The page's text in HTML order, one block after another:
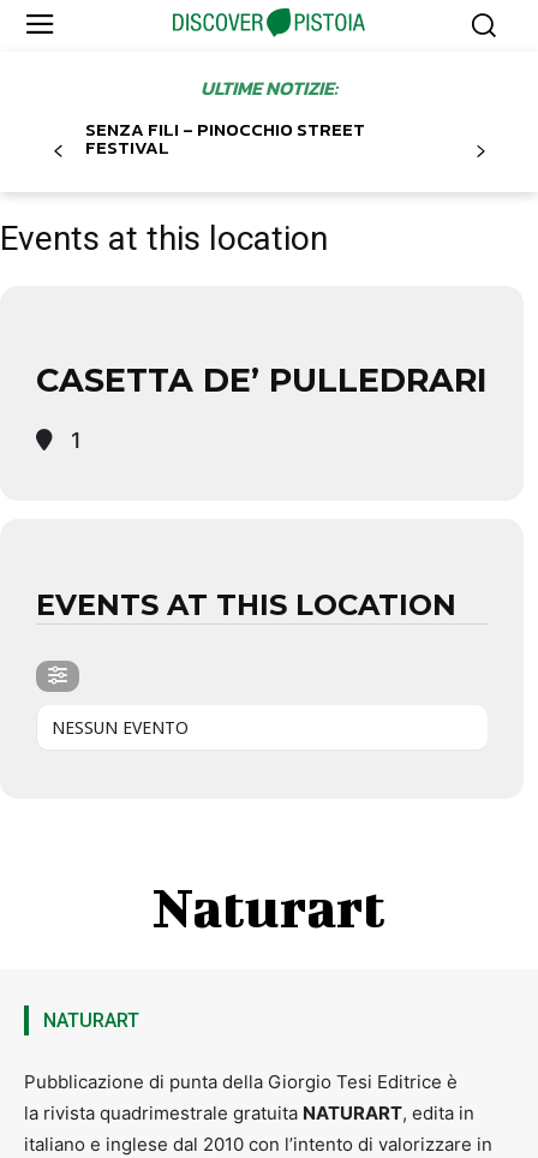
ULTIME NOTIZIE:
SENZA FILI – PINOCCHIO STREET
FESTIVAL
Events at this location
CASETTA DE’ PULLEDRARI
1
EVENTS AT THIS LOCATION
NESSUN EVENTO
Naturart
NATURART
Pubblicazione di punta della Giorgio Tesi Editrice è
la rivista quadrimestrale gratuita NATURART, edita in
italiano e inglese dal 2010 con l’intento di valorizzare in